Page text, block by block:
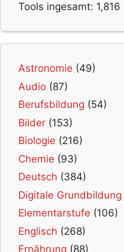
Tools ingesamt: 1,816
Astronomie (49)
Audio (87)
Berufsbildung (54)
Bilder (153)
Biologie (216)
Chemie (93)
Deutsch (384)
Digitale Grundbildung
Elementarstufe (106)
Englisch (268)
Ernährung (88)